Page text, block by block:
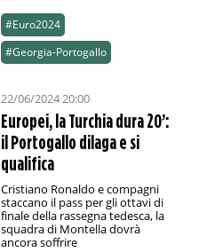
#Euro2024
#Georgia-Portogallo
22/06/2024 20:00
Europei, la Turchia dura 20’:
il Portogallo dilaga e si
qualifica
Cristiano Ronaldo e compagni
staccano il pass per gli ottavi di
finale della rassegna tedesca, la
squadra di Montella dovrà
ancora soffrire